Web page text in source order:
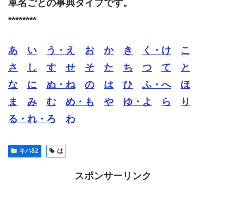
車名ごとの事典タイプです。
********
あ い う・え お か き く・け
こ
さ
し す せ そ た ち つ て
と
な
に ぬ・ね の は ひ ふ・へ
ほ
ま
み む め・も や ゆ・よ ら
り
る・れ・ろ
わ
キハ82 は
スポンサーリンク